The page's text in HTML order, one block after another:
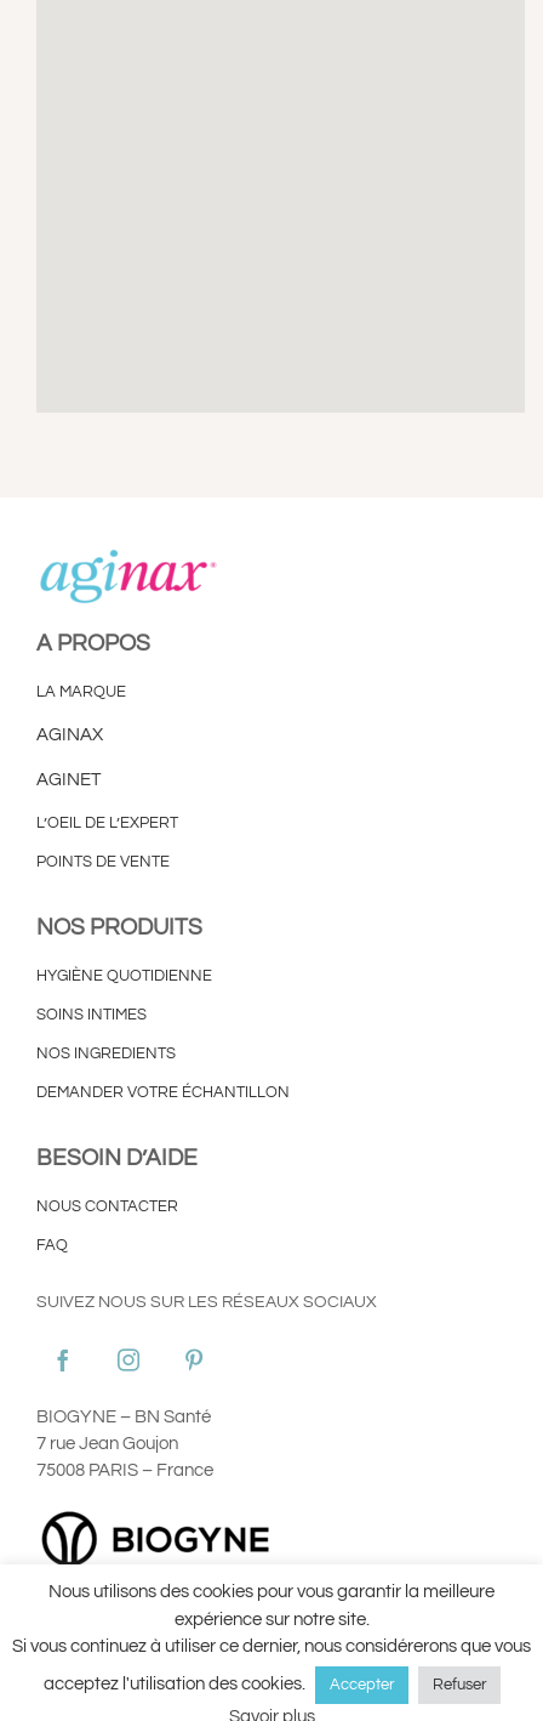
A PROPOS
LA MARQUE
AGINAX
AGINET
L’OEIL DE L’EXPERT
POINTS DE VENTE
NOS PRODUITS
HYGIÈNE QUOTIDIENNE
SOINS INTIMES
NOS INGREDIENTS
DEMANDER VOTRE ÉCHANTILLON
BESOIN D’AIDE
NOUS CONTACTER
FAQ
SUIVEZ NOUS SUR LES RÉSEAUX SOCIAUX
BIOGYNE – BN Santé
7 rue Jean Goujon
75008 PARIS – France
Mentions Légales
Utilisation des Cookies
Conditions Générales d’Utilisation ©Aginax 2022
Nous utilisons des cookies pour vous garantir la meilleure
expérience sur notre site.
Si vous continuez à utiliser ce dernier, nous considérerons que vous
acceptez l'utilisation des cookies. Accepter Refuser
Savoir plus